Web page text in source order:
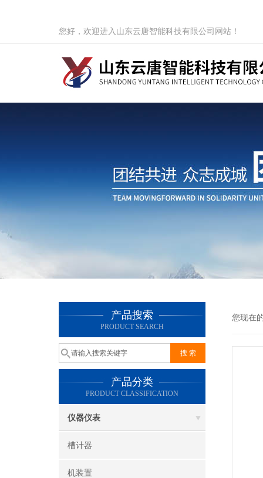
您好，欢迎进入山东云唐智能科技有限公司网站！
产品搜索
PRODUCT SEARCH
产品分类
PRODUCT CLASSIFICATION
仪器仪表
槽计器
机装置
您现在